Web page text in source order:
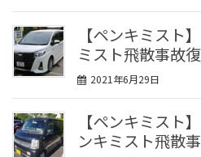
【ペンキミス
ミスト飛散事故
2021年6月29日
【ペンキミス
ンキミスト飛散